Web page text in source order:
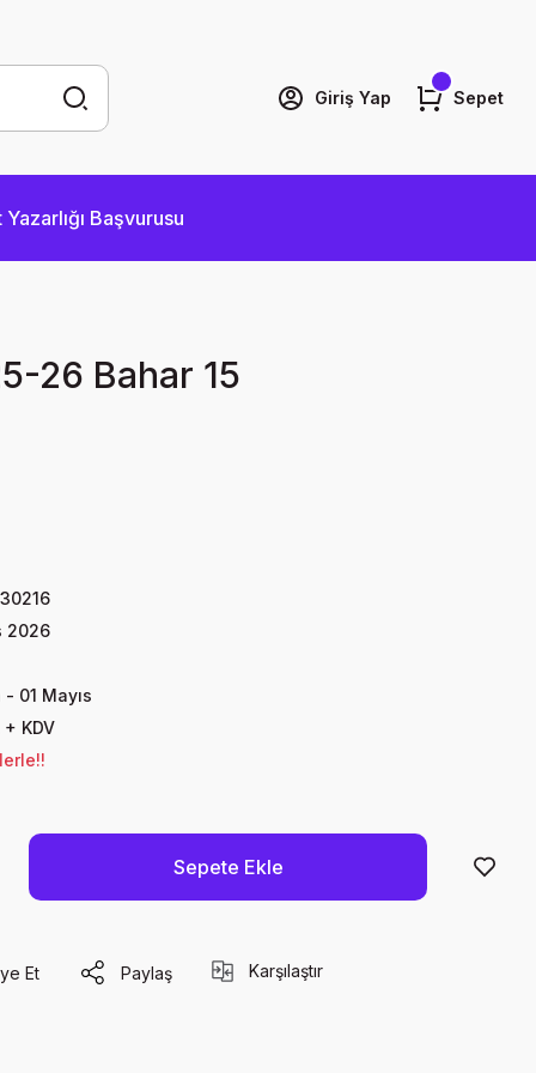
Giriş Yap Sepet
Yazarlığı Başvurusu
26 Bahar 15
2026
01 Mayıs
KDV
Sepete Ekle
Et Paylaş Karşılaştır